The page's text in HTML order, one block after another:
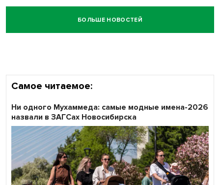
БОЛЬШЕ НОВОСТЕЙ
Самое читаемое:
Ни одного Мухаммеда: самые модные имена-2026
назвали в ЗАГСах Новосибирска